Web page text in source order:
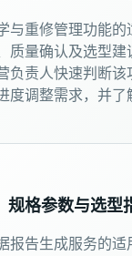
与重修管理功能的
质量确认及选型建
负责人快速判断该
度调整需求，并了
规格参数与选型
报告生成服务的适